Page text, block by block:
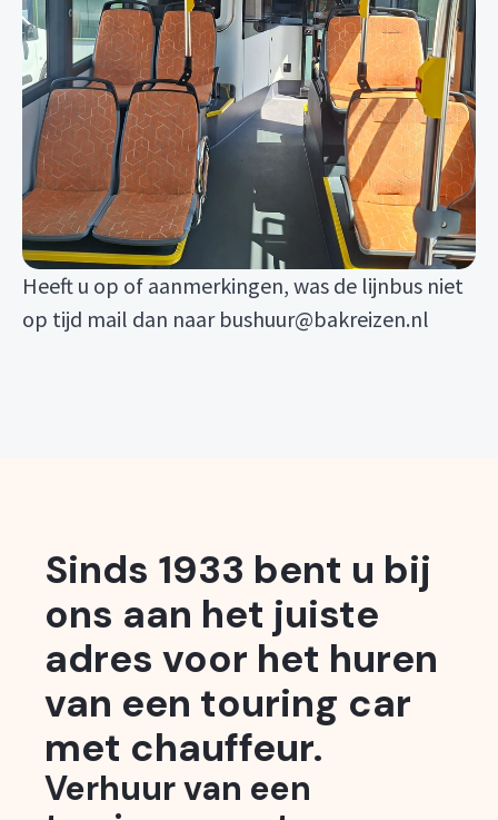
Heeft u op of aanmerkingen, was de lijnbus niet
op tijd mail dan naar bushuur@bakreizen.nl
Sinds 1933 bent u bij
ons aan het juiste
adres voor het huren
van een touring car
met chauffeur.
Verhuur van een